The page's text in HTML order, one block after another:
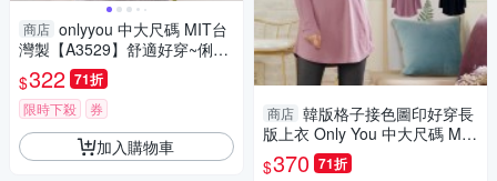
商店 onlyyou 中大尺碼 MIT台
灣製【A3529】舒適好穿~俐落
印象挺版西裝外套 (共二色)‧2色
(XS~5L)
$322 71折
限時下殺 券
加入購物車
商店 韓版格子接色圖印好穿長
版上衣 Only You 中大尺碼 MIT
台灣製 【A2038】
$370 71折